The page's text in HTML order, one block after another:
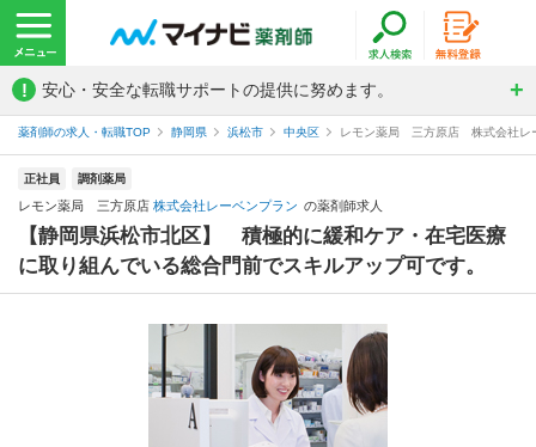
! 安心・安全な転職サポートの提供に努めます。
薬剤師の求人・転職TOP 静岡県 浜松市 中央区 レモン薬局 三方原店 株式会社レ
正社員 調剤薬局
レモン薬局 三方原店 株式会社レーベンプラン の薬剤師求人
【静岡県浜松市北区】 積極的に緩和ケア・在宅医療
に取り組んでいる総合門前でスキルアップ可です。